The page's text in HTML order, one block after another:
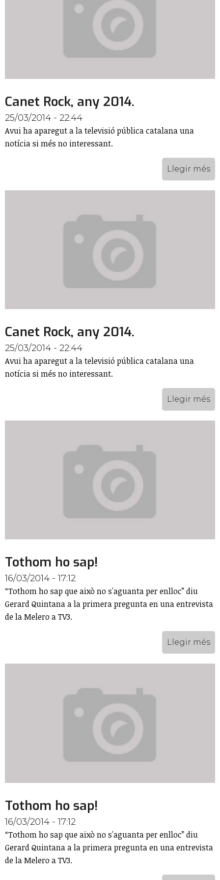
Canet Rock, any 2014.
25/03/2014 - 22:44
Avui ha aparegut a la televisió pública catalana una
notícia si més no interessant.
Llegir més
Canet Rock, any 2014.
25/03/2014 - 22:44
Avui ha aparegut a la televisió pública catalana una
notícia si més no interessant.
Llegir més
Tothom ho sap!
16/03/2014 - 17:12
“Tothom ho sap que això no s'aguanta per enlloc” diu
Gerard Quintana a la primera pregunta en una entrevista
de la Melero a TV3.
Llegir més
Tothom ho sap!
16/03/2014 - 17:12
“Tothom ho sap que això no s'aguanta per enlloc” diu
Gerard Quintana a la primera pregunta en una entrevista
de la Melero a TV3.